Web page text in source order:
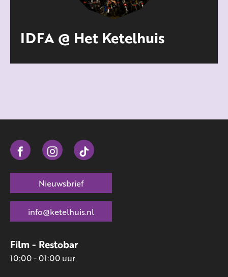
IDFA @ Het Ketelhuis
Film - Restobar
10:00 - 01:00 uur
Nieuwsbrief
info@ketelhuis.nl